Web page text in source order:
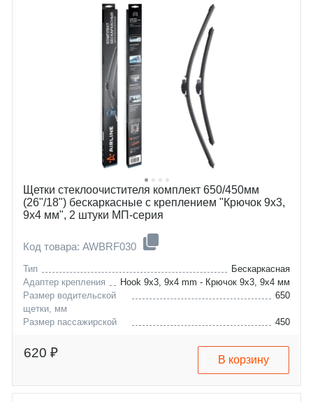
Щетки стеклоочистителя комплект 650/450мм
(26"/18") бескаркасные с креплением "Крючок 9x3,
9x4 мм", 2 штуки МП-серия
Код товара: AWBRF030
Тип
Бескаркасная
Адаптер крепления
Hook 9x3, 9x4 mm - Крючок 9x3, 9x4 мм
Размер водительской
щетки, мм
650
Размер пассажирской
450
acura
zdx
c5
dodge
dart
620 ₽ В корзину